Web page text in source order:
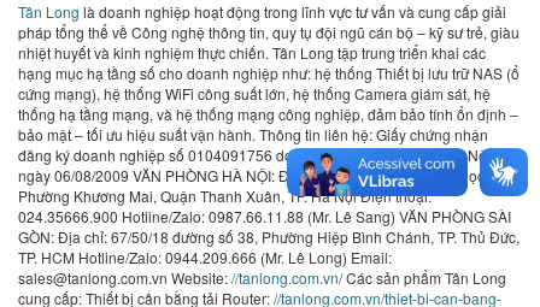
Tân Long là doanh nghiệp hoạt động trong lĩnh vực tư vấn và cung cấp giải
pháp tổng thể về Công nghệ thông tin, quy tụ đội ngũ cán bộ – kỹ sư trẻ, giàu
nhiệt huyết và kinh nghiệm thực chiến. Tân Long tập trung triển khai các
hạng mục hạ tầng số cho doanh nghiệp như: hệ thống Thiết bị lưu trữ NAS (ổ
cứng mạng), hệ thống WiFi công suất lớn, hệ thống Camera giám sát, hệ
thống hạ tầng mạng, và hệ thống mạng công nghiệp, đảm bảo tính ổn định –
bảo mật – tối ưu hiệu suất vận hành. Thông tin liên hệ: Giấy chứng nhận
đăng ký doanh nghiệp số 0104091756 do Sở Kế hoạch & Đầu tư Hà Nội cấp
ngày 06/08/2009 VĂN PHÒNG HÀ NỘI: Địa chỉ: Số 4/106 Nguyễn Ngọc Nại,
Phường Khương Mai, Quận Thanh Xuân, TP. Hà Nội Điện thoại:
024.35666.900 Hotline/Zalo: 0987.66.11.88 (Mr. Lê Sang) VĂN PHÒNG SÀI
GÒN: Địa chỉ: 67/50/18 đường số 38, Phường Hiệp Bình Chánh, TP. Thủ Đức,
TP. HCM Hotline/Zalo: 0944.209.666 (Mr. Lê Long) Email:
sales@tanlong.com.vn Website://tanlong.com.vn/Các sản phẩm Tân Long
cung cấp: Thiết bị cân bằng tải Router://tanlong.com.vn/thiet-bi-can-bang-